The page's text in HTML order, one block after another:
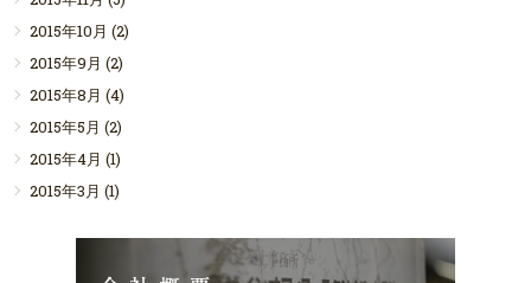
2015年10月 (2)
2015年9月 (2)
2015年8月 (4)
2015年5月 (2)
2015年4月 (1)
2015年3月 (1)